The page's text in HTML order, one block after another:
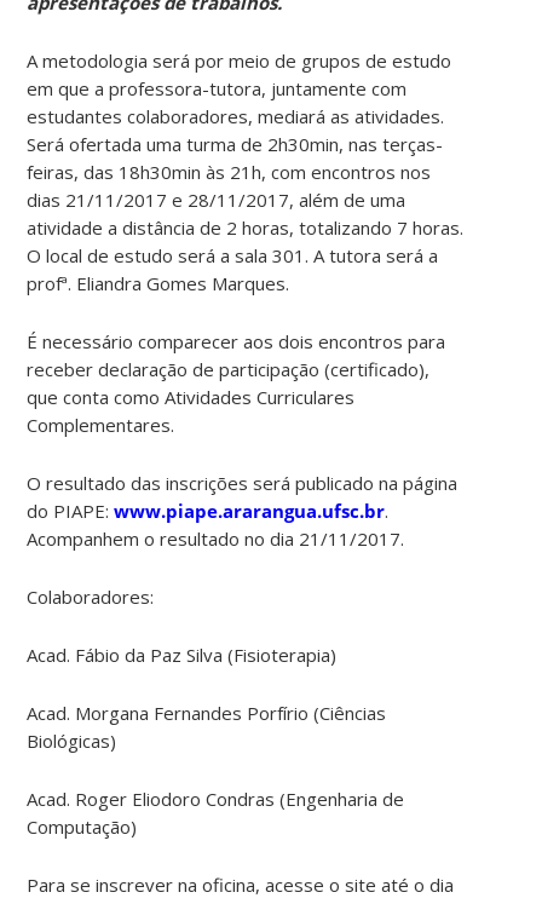
A metodologia será por meio de grupos de estudo
em que a professora-tutora, juntamente com
estudantes colaboradores, mediará as atividades.
Será ofertada uma turma de 2h30min, nas terças-
feiras, das 18h30min às 21h, com encontros nos
dias 21/11/2017 e 28/11/2017, além de uma
atividade a distância de 2 horas, totalizando 7 horas.
O local de estudo será a sala 301. A tutora será a
profª. Eliandra Gomes Marques.
É necessário comparecer aos dois encontros para
receber declaração de participação (certificado),
que conta como Atividades Curriculares
Complementares.
O resultado das inscrições será publicado na página
do PIAPE:www.piape.ararangua.ufsc.br.
Acompanhem o resultado no dia 21/11/2017.
Colaboradores:
Acad. Fábio da Paz Silva (Fisioterapia)
Acad. Morgana Fernandes Porfírio (Ciências
Biológicas)
Acad. Roger Eliodoro Condras (Engenharia de
Computação)
Para se inscrever na oficina, acesse o site até o dia